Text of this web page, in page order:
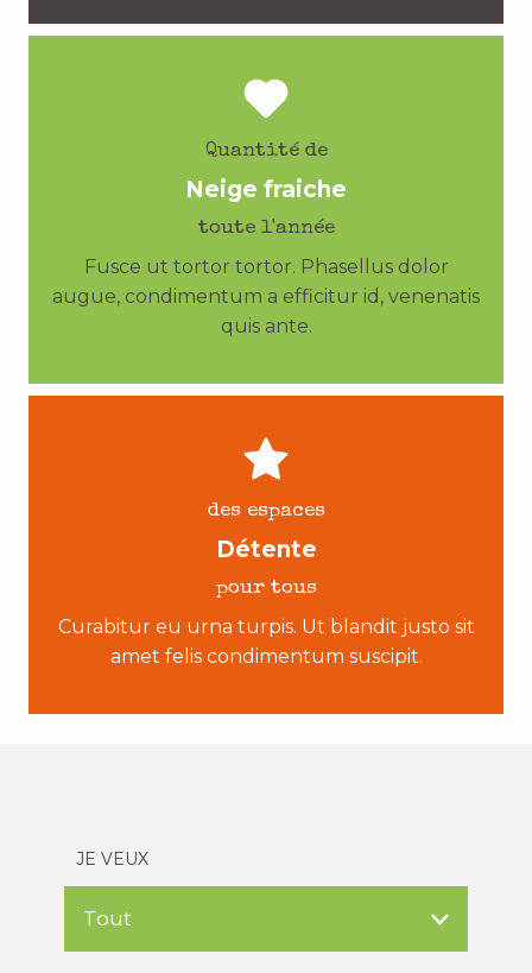
Quantité de
Neige fraiche
toute l'année
Fusce ut tortor tortor. Phasellus dolor
augue, condimentum a efficitur id, venenatis
quis ante.
des espaces
Détente
pour tous
Curabitur eu urna turpis. Ut blandit justo sit
amet felis condimentum suscipit.
JE VEUX